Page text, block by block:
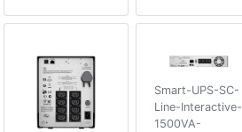
Smart-UPS-SC-
Line-Interactive-
1500VA-